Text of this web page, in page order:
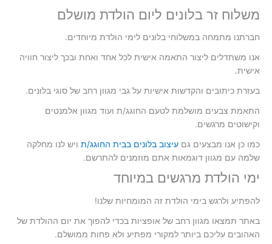
משלוח זר בלונים ליום הולדת מושלם
חברתנו מתמחה במשלוחי בלונים לימי הולדת מיוחדים.
אנו משתדלים ליצור התאמה אישית לכל אחד ואחת ובכך ליצור חוויה
אישית.
בעזרת כיתובים והקדשות אישיות על גבי מגוון רחב של סוגי בלונים.
התאמת צבעים מושלמת לטעם החוגג/ת ועוד מגוון אלמנטים
וקישוטים מרגשים.
כמו כן אנו מבצעים גם עיצוב בלונים בבית החוגג/ת ויש לנו מחלקה
שלמה עם מגוון דוגמאות אתם מוזמנים להתרשם.
ימי הולדת מרגשים במיוחד
להפתיע ולרגש בימי הולדת זה המומחיות שלנו!
באתר תמצאו מגוון רחב של אופציות בכדי להפוך את יום ההולדת של
האהובים עליכם ביותר למקורי מפתיע ולא פחות ממושלם.